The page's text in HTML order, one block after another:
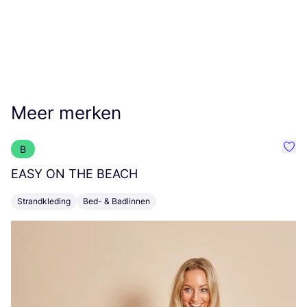
Meer merken
B
EASY ON THE BEACH
Strandkleding Bed- & Badlinnen